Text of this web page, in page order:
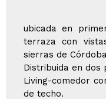
ubicada en
terraza con
sierras de
Distribuida en dos
Living-comedor
de techo.